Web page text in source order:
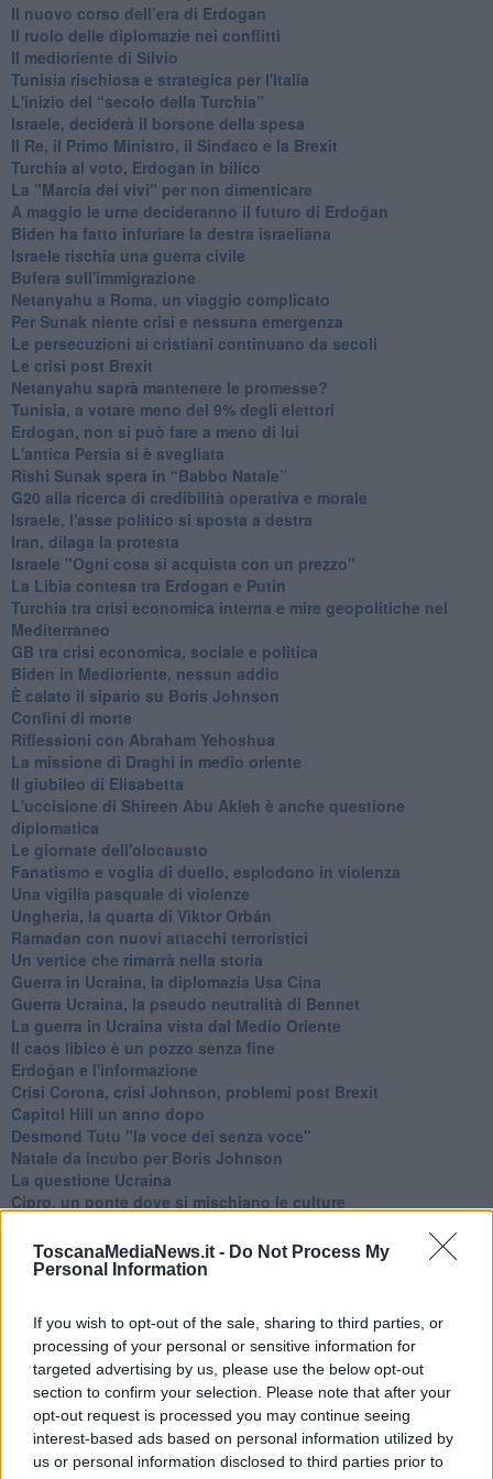
ToscanaMediaNews.it - Do Not Process My
Personal Information
If you wish to opt-out of the sale, sharing to third parties, or
processing of your personal or sensitive information for
targeted advertising by us, please use the below opt-out
section to confirm your selection. Please note that after your
opt-out request is processed you may continue seeing
interest-based ads based on personal information utilized by
us or personal information disclosed to third parties prior to
​Il nuovo corso dell’era di Erdogan
Il ruolo delle diplomazie nei conflitti
Il medioriente di Silvio
Tunisia rischiosa e strategica per l'Italia
L'inizio del “secolo della Turchia”
Israele, deciderà il borsone della spesa
Il Re, il Primo Ministro, il Sindaco e la Brexit
Turchia al voto, Erdogan in bilico
La "Marcia dei vivi" per non dimenticare
A maggio le urne decideranno il futuro di Erdoğan
Biden ha fatto infuriare la destra israeliana
Israele rischia una guerra civile
Bufera sull'immigrazione
Netanyahu a Roma, un viaggio complicato
Per Sunak niente crisi e nessuna emergenza
Le persecuzioni ai cristiani continuano da secoli
Le crisi post Brexit
Netanyahu saprà mantenere le promesse?
Tunisia, a votare meno del 9% degli elettori
Erdogan, non si può fare a meno di lui
L'antica Persia si è svegliata
Rishi Sunak spera in “Babbo Natale”
G20 alla ricerca di credibilità operativa e morale
Israele, l'asse politico si sposta a destra
Iran, dilaga la protesta
Israele "Ogni cosa si acquista con un prezzo"
La Libia contesa tra Erdogan e Putin
Turchia tra crisi economica interna e mire geopolitiche nel
Mediterraneo
GB tra crisi economica, sociale e politica
Biden in Medioriente, nessun addio
È calato il sipario su Boris Johnson
Confini di morte
Riflessioni con Abraham Yehoshua
La missione di Draghi in medio oriente
Il giubileo di Elisabetta
L'uccisione di Shireen Abu Akleh è anche questione
diplomatica
Le giornate dell'olocausto
Fanatismo e voglia di duello, esplodono in violenza
Una vigilia pasquale di violenze
Ungheria, la quarta di Viktor Orbán
Ramadan con nuovi attacchi terroristici
Un vertice che rimarrà nella storia
Guerra in Ucraina, la diplomazia Usa Cina
Guerra Ucraina, la pseudo neutralità di Bennet
La guerra in Ucraina vista dal Medio Oriente
​Il caos libico è un pozzo senza fine
Erdoğan e l'informazione
Crisi Corona, crisi Johnson, problemi post Brexit
Capitol Hill un anno dopo
Desmond Tutu "la voce dei senza voce"
Natale da incubo per Boris Johnson
La questione Ucraina
Cipro, un ponte dove si mischiano le culture
La questione israelo-palestinese ignorata dal G20
Erdogan continua a sfidare l'Occidente
L'AUKUS e il Quad
Biden, primo presidente USA non in guerra
Papa Bergoglio vedrà Viktor Orbán
Bennet, un giorno in attesa di Biden
Il ritorno dei talebani
​La lenta agonia del Libano
Sudafrica, è allarme alimentare